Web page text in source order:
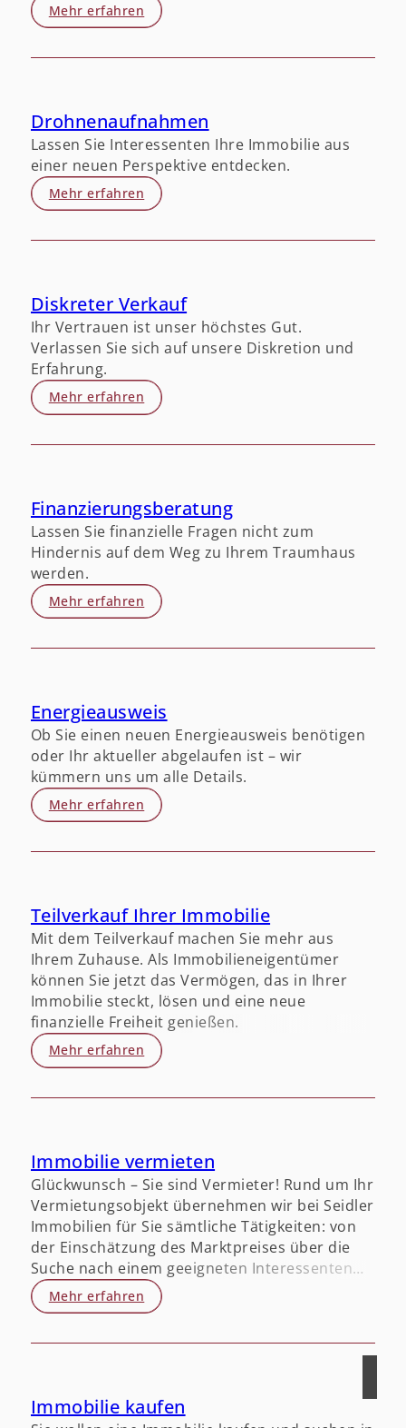
Mehr erfahren
Drohnenaufnahmen
Lassen Sie Interessenten Ihre Immobilie aus
einer neuen Perspektive entdecken.
Mehr erfahren
Diskreter Verkauf
Ihr Vertrauen ist unser höchstes Gut.
Verlassen Sie sich auf unsere Diskretion und
Erfahrung.
Mehr erfahren
Finanzierungsberatung
Lassen Sie finanzielle Fragen nicht zum
Hindernis auf dem Weg zu Ihrem Traumhaus
werden.
Mehr erfahren
Energieausweis
Ob Sie einen neuen Energieausweis benötigen
oder Ihr aktueller abgelaufen ist – wir
kümmern uns um alle Details.
Mehr erfahren
Teilverkauf Ihrer Immobilie
Mit dem Teilverkauf machen Sie mehr aus
Ihrem Zuhause. Als Immobilieneigentümer
können Sie jetzt das Vermögen, das in Ihrer
Immobilie steckt, lösen und eine neue
finanzielle Freiheit genießen.
Mehr erfahren
Immobilie vermieten
Glückwunsch – Sie sind Vermieter! Rund um Ihr
Vermietungsobjekt übernehmen wir bei Seidler
Immobilien für Sie sämtliche Tätigkeiten: von
der Einschätzung des Marktpreises über die
Suche nach einem geeigneten Interessenten
bis hin zur Vertragsabwicklung – alles liegt bei
uns in professionellen Händen. Mit der
Mehr erfahren
Immobilie kaufen